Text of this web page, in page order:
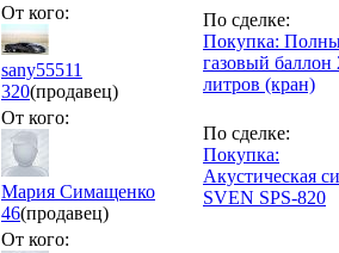
От кого:
sany55511
320(продавец)
По сделке:
Покупка:
газовый баллон
литров (кран)
От кого:
Мария Симащенко
46(продавец)
По сделке:
Покупка:
Акустическая
SVEN SPS-820
От кого: